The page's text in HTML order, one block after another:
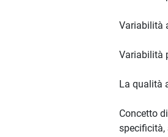
Variabilità
Variabilità
La qualità
Concetto
specificità,